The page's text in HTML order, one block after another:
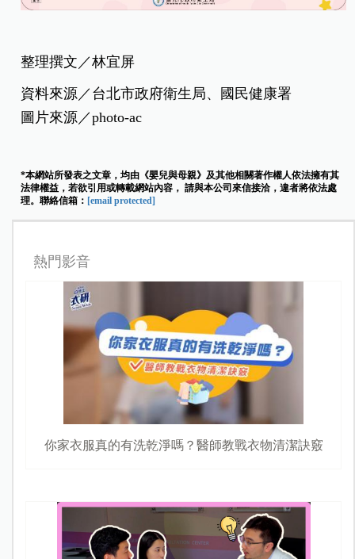
整理撰文／林宜屏
資料來源／台北市政府衛生局、國民健康署
圖片來源／photo-ac
*本網站所發表之文章，均由《嬰兒與母親》及其他相關著作權人依法擁有其
法律權益，若欲引用或轉載網站內容， 請與本公司來信接洽，違者將依法處
理。聯絡信箱： [email protected]
熱門影音
你家衣服真的有洗乾淨嗎？醫師教戰衣物清潔訣竅